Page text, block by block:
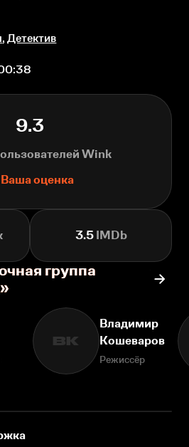
,Детектив
9.3
Wink
Ваша оценка
3.5IMDb
группа
ВК
Владимир
Кошеваров
Режиссёр